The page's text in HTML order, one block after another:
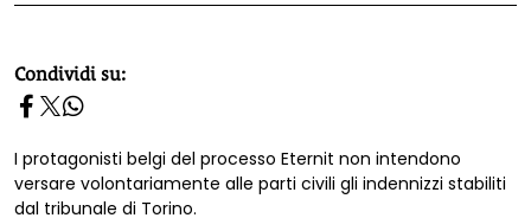
homepage h2
Condividi su:
I protagonisti belgi del processo Eternit non intendono
versare volontariamente alle parti civili gli indennizzi stabiliti
dal tribunale di Torino.